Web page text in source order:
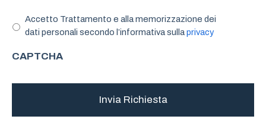
Accetto Trattamento e alla memorizzazione dei
dati personali secondo l’informativa sullaprivacy
CAPTCHA